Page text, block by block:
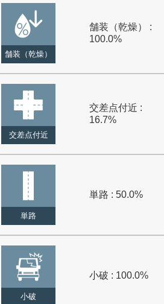
舗装（乾燥）
舗装（乾燥） :
100.0%
交差点付近
交差点付近 :
16.7%
単路
単路 : 50.0%
小破
小破 : 100.0%